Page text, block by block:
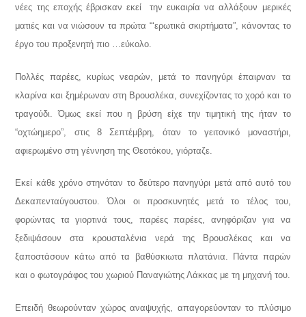
νέες της εποχής έβρισκαν εκεί την ευκαιρία να αλλάξουν μερικές
ματιές και να νιώσουν τα πρώτα “‘ερωτικά σκιρτήματα”, κάνοντας το
έργο του προξενητή πιο …εύκολο.
Πολλές παρέες, κυρίως νεαρών, μετά το πανηγύρι έπαιρναν τα
κλαρίνα και ξημέρωναν στη Βρουσλέκα, συνεχίζοντας το χορό και το
τραγούδι. Όμως εκεί που η βρύση είχε την τιμητική της ήταν το
“οχτώημερο”, στις 8 Σεπτέμβρη, όταν το γειτονικό μοναστήρι,
αφιερωμένο στη γέννηση της Θεοτόκου, γιόρταζε.
Εκεί κάθε χρόνο στηνόταν το δεύτερο πανηγύρι μετά από αυτό του
Δεκαπενταύγουστου. Όλοι οι προσκυνητές μετά το τέλος του,
φορώντας τα γιορτινά τους, παρέες παρέες, ανηφόριζαν για να
ξεδιψάσουν στα κρουσταλένια νερά της Βρουσλέκας και να
ξαποστάσουν κάτω από τα βαθύσκιωτα πλατάνια. Πάντα παρών
και ο φωτογράφος του χωριού Παναγιώτης Λάκκας με τη μηχανή του.
Επειδή θεωρούνταν χώρος αναψυχής, απαγορεύονταν το πλύσιμο